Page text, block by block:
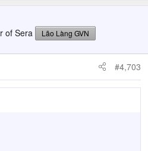
of Sera Lão Làng GVN
#4,703